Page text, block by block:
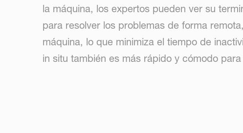
la máquina, los expertos pueden ver su
para resolver los problemas de forma
máquina, lo que minimiza el tiempo de
in situ también es más rápido y cómodo